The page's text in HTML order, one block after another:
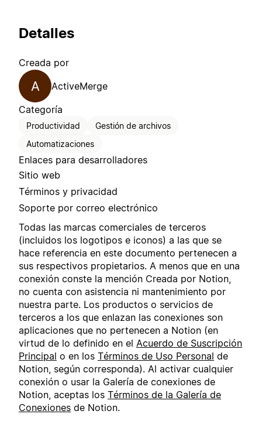
Detalles
Creada por
A
ActiveMerge
Categoría
Productividad
Gestión de archivos
Automatizaciones
Enlaces para desarrolladores
Sitio web
Términos y privacidad
Soporte por correo electrónico
Todas las marcas comerciales de terceros
(incluidos los logotipos e iconos) a las que se
hace referencia en este documento pertenecen a
sus respectivos propietarios. A menos que en una
conexión conste la mención Creada por Notion,
no cuenta con asistencia ni mantenimiento por
nuestra parte. Los productos o servicios de
terceros a los que enlazan las conexiones son
aplicaciones que no pertenecen a Notion (en
virtud de lo definido en el Acuerdo de Suscripción
Principal o en los Términos de Uso Personal de
Notion, según corresponda). Al activar cualquier
conexión o usar la Galería de conexiones de
Notion, aceptas los Términos de la Galería de
Conexiones de Notion.